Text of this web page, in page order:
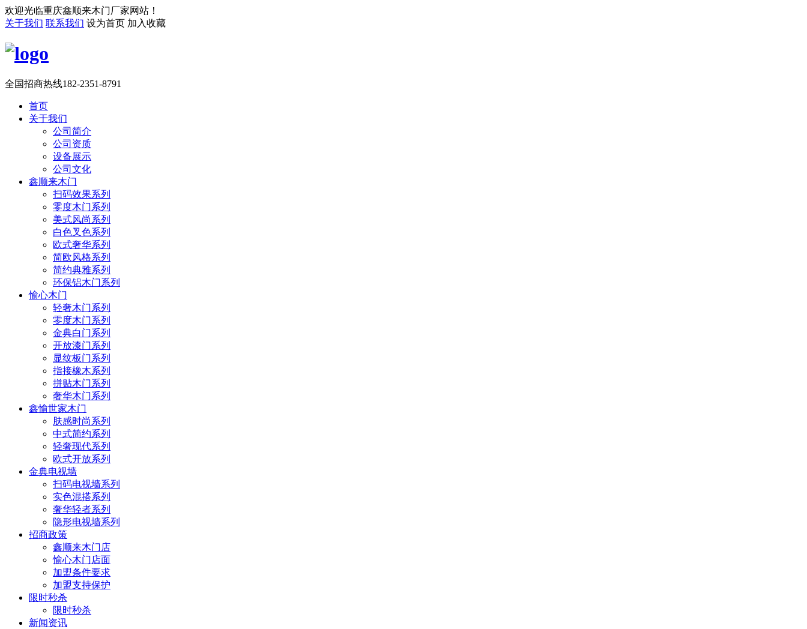
欢迎光临重庆鑫顺来木门厂家网站！
关于我们 联系我们 设为首页 加入收藏
全国招商热线182-2351-8791
首页
关于我们
公司简介
公司资质
设备展示
公司文化
鑫顺来木门
扫码效果系列
零度木门系列
美式风尚系列
白色叉色系列
欧式奢华系列
简欧风格系列
简约典雅系列
环保铝木门系列
愉心木门
轻奢木门系列
零度木门系列
金典白门系列
开放漆门系列
显纹板门系列
指接橡木系列
拼贴木门系列
奢华木门系列
鑫愉世家木门
肤感时尚系列
中式简约系列
轻奢现代系列
欧式开放系列
金典电视墙
扫码电视墙系列
实色混搭系列
奢华轻者系列
隐形电视墙系列
招商政策
鑫顺来木门店
愉心木门店面
加盟条件要求
加盟支持保护
限时秒杀
限时秒杀
新闻资讯